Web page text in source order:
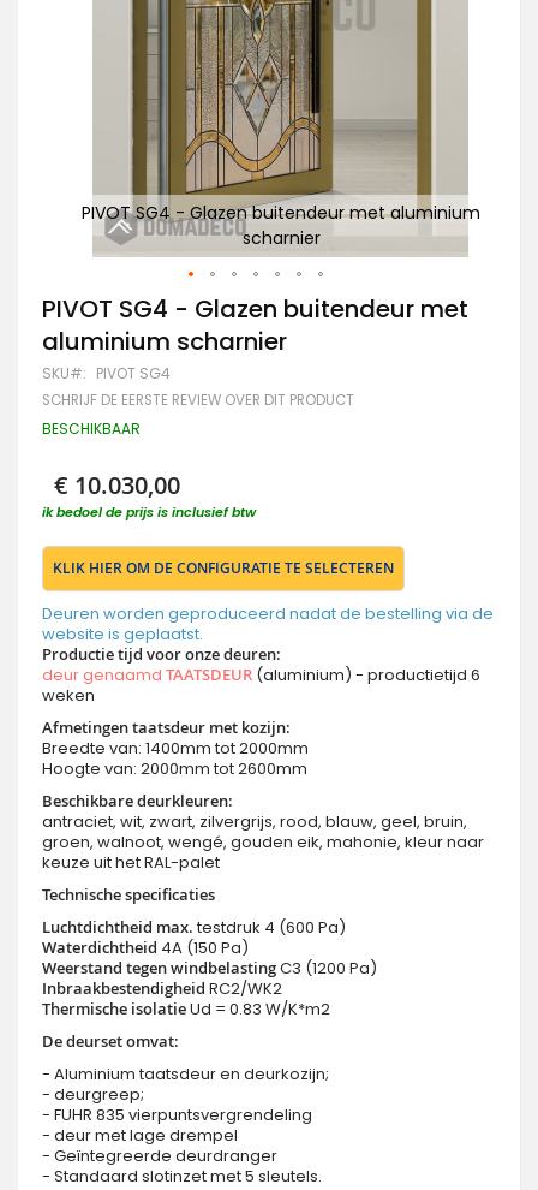
PIVOT SG4 - Glazen buitendeur met aluminium
scharnier
Ga
naar
het
begin
van
de
afbeeldingen-
PIVOT SG4 - Glazen buitendeur met
aluminium scharnier
SKU PIVOT SG4
SCHRIJF DE EERSTE REVIEW OVER DIT PRODUCT
BESCHIKBAAR
€ 10.030,00
ik bedoel de prijs is inclusief btw
KLIK HIER OM DE CONFIGURATIE TE SELECTEREN
Deuren worden geproduceerd nadat de bestelling via de
website is geplaatst.
Productie tijd voor onze deuren:
deur genaamd TAATSDEUR (aluminium) - productietijd 6
weken
Afmetingen taatsdeur met kozijn:
Breedte van: 1400mm tot 2000mm
Hoogte van: 2000mm tot 2600mm
Beschikbare deurkleuren:
antraciet, wit, zwart, zilvergrijs, rood, blauw, geel, bruin,
groen, walnoot, wengé, gouden eik, mahonie, kleur naar
keuze uit het RAL-palet
Technische specificaties
Luchtdichtheid max.testdruk 4 (600 Pa)
Waterdichtheid 4A (150 Pa)
Weerstand tegen windbelastingC3 (1200 Pa)
Inbraakbestendigheid RC2/WK2
Thermische isolatieUd = 0.83 W/K*m2
De deurset omvat:
- Aluminium taatsdeur en deurkozijn;
- deurgreep;
- FUHR 835 vierpuntsvergrendeling
- deur met lage drempel
- Geïntegreerde deurdranger
- Standaard slotinzet met 5 sleutels.